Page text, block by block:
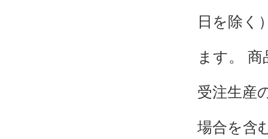
日を除く
ます。
受注生産
場合を含